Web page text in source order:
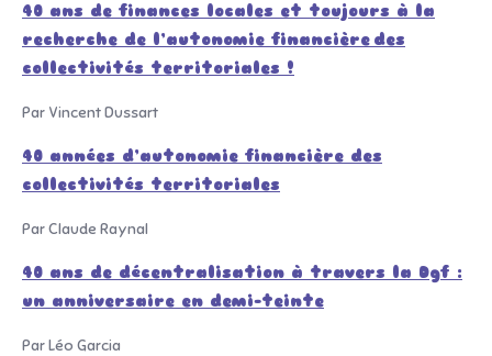
40 ans de finances locales et toujours à la
recherche de l’autonomie financière des
collectivités territoriales !
Par Vincent Dussart
40 années d’autonomie financière des
collectivités territoriales
Par Claude Raynal
40 ans de décentralisation à travers la Dgf :
un anniversaire en demi-teinte
Par Léo Garcia